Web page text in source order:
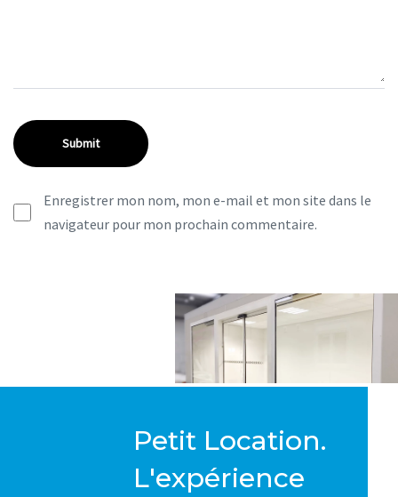
Enregistrer mon nom, mon e-mail et mon site dans le
navigateur pour mon prochain commentaire.
Petit Location.
L'expérience